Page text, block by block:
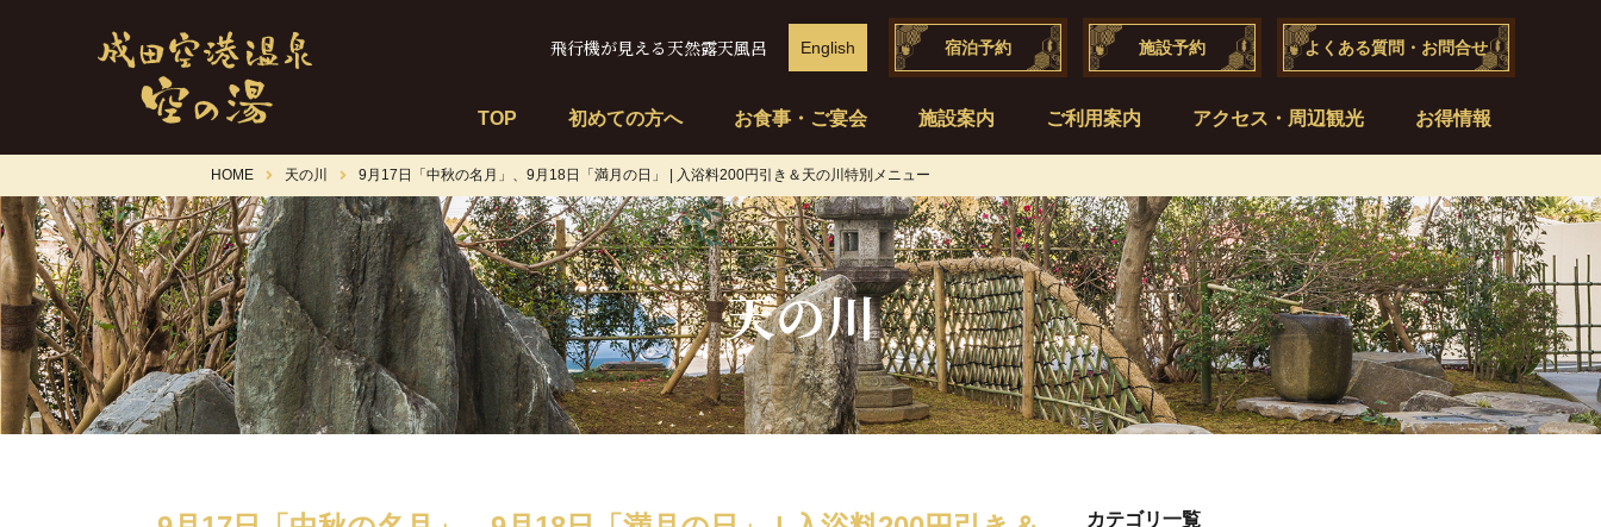
飛行機が見える天然露天風呂 English 宿泊予約 施設予約 よくある質問・お問合せ
TOP 初めての方へ お食事・ご宴会 施設案内 ご利用案内 アクセス・周辺観光 お得情報
HOME 天の川 9月17日「中秋の名月」、9月18日「満月の日」 | 入浴料200円引き＆天の川特別メニュー
天の川
カテゴリ一覧